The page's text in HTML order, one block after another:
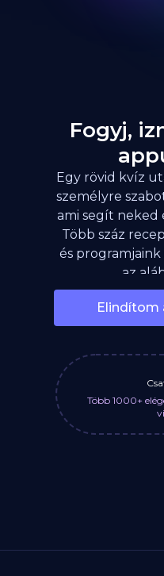
Fogyj,
Egy rövid kvíz
személyre
ami segít neked
Több száz
és
az
Elindítom
Több 1000+